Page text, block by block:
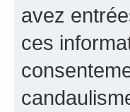
avez
ces